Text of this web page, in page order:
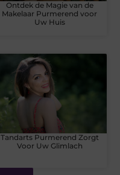
Ontdek de Magie van de
Makelaar Purmerend voor
Uw Huis
Tandarts Purmerend Zorgt
Voor Uw Glimlach